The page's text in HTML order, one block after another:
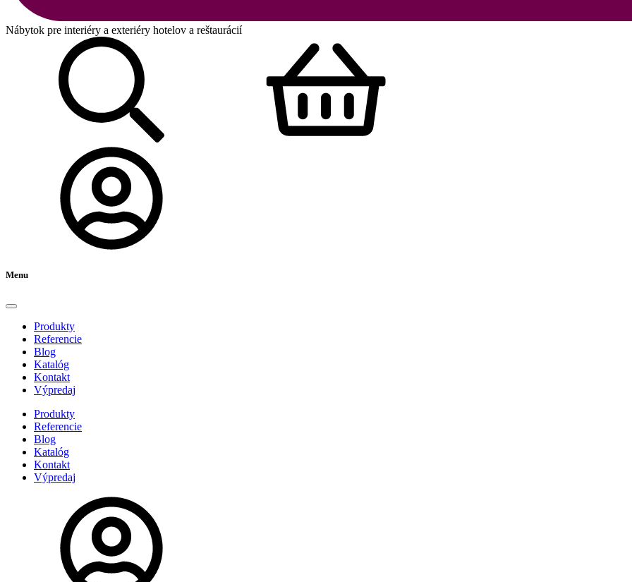
Nábytok pre interiéry a exteriéry hotelov a reštaurácií
Menu
Produkty
Referencie
Blog
Katalóg
Kontakt
Výpredaj
Produkty
Referencie
Blog
Katalóg
Kontakt
Výpredaj